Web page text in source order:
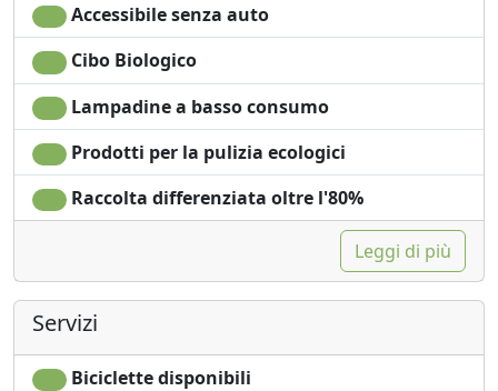
Accessibile senza auto
Cibo Biologico
Lampadine a basso consumo
Prodotti per la pulizia ecologici
Raccolta differenziata oltre l'80%
Leggi di più
Servizi
Biciclette disponibili